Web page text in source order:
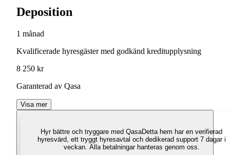
Deposition
1 månad
Kvalificerade hyresgäster med godkänd kreditupplysning
8 250 kr
Garanterad av Qasa
Visa mer
Hyr bättre och tryggare med QasaDetta hem har en verifierad
hyresvärd, ett tryggt hyresavtal och dedikerad support 7 dagar i
veckan. Alla betalningar hanteras genom oss.